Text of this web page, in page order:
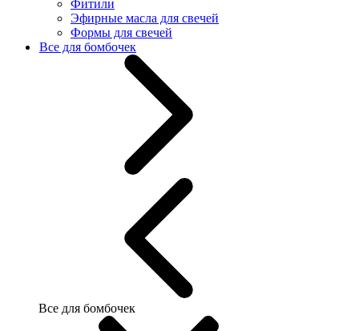
Фитили
Эфирные масла для свечей
Формы для свечей
Все для бомбочек
Все для бомбочек